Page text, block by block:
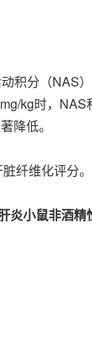
积分（NAS
kg时，
降低。
维化评分
炎小鼠非酒